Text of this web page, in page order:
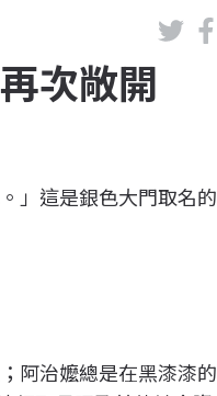
次敞開
」這是銀色大門取名的
阿治嬤總是在黑漆漆的